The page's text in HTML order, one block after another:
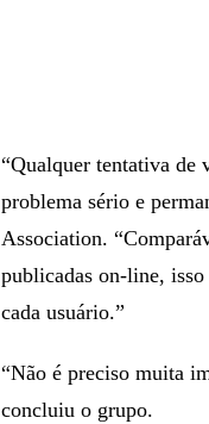
“Qualquer tentativa de
problema sério e
Association.
publicadas on-line,
cada usuário.”
“Não é preciso muita
concluiu o grupo.